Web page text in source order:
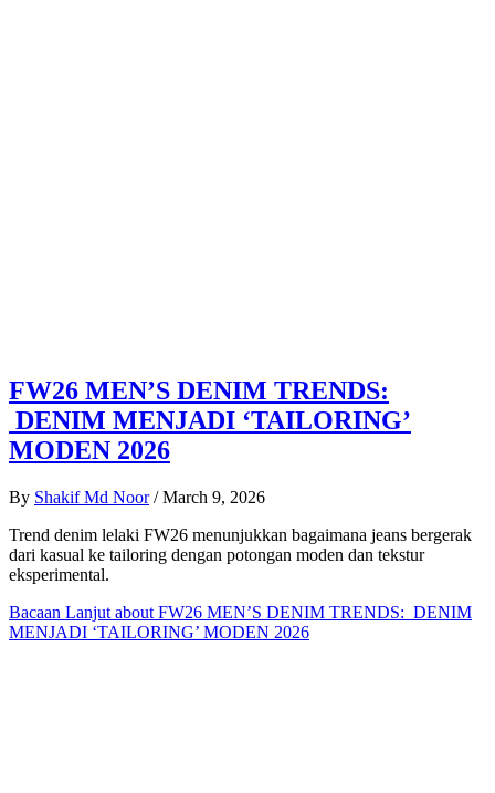
FW26 MEN’S DENIM TRENDS:
DENIM MENJADI ‘TAILORING’
MODEN 2026
By Shakif Md Noor / March 9, 2026
Trend denim lelaki FW26 menunjukkan bagaimana jeans bergerak
dari kasual ke tailoring dengan potongan moden dan tekstur
eksperimental.
Bacaan Lanjut about FW26 MEN’S DENIM TRENDS: DENIM
MENJADI ‘TAILORING’ MODEN 2026